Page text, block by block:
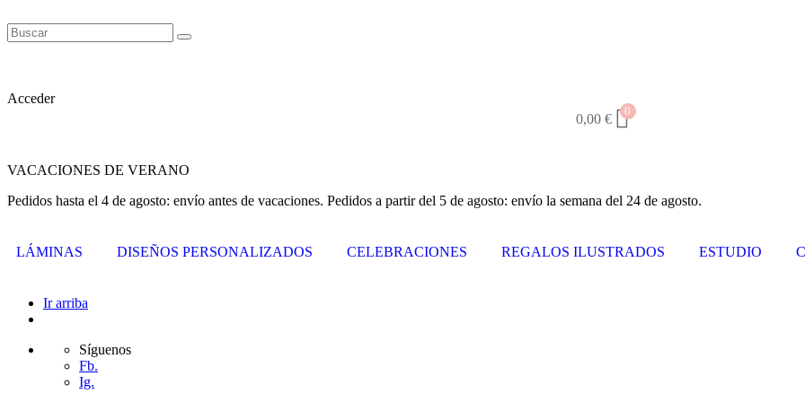
Acceder
0,00 €
0
VACACIONES DE VERANO
Pedidos hasta el 4 de agosto: envío antes de vacaciones. Pedidos a partir del 5 de agosto: envío la semana del 24 de agosto.
LÁMINAS DISEÑOS PERSONALIZADOS CELEBRACIONES REGALOS ILUSTRADOS ESTUDIO
Ir arriba
Síguenos
Fb.
Ig.